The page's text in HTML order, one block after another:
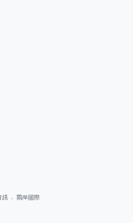
訊 兩岸國際